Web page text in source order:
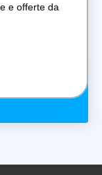
e offerte da